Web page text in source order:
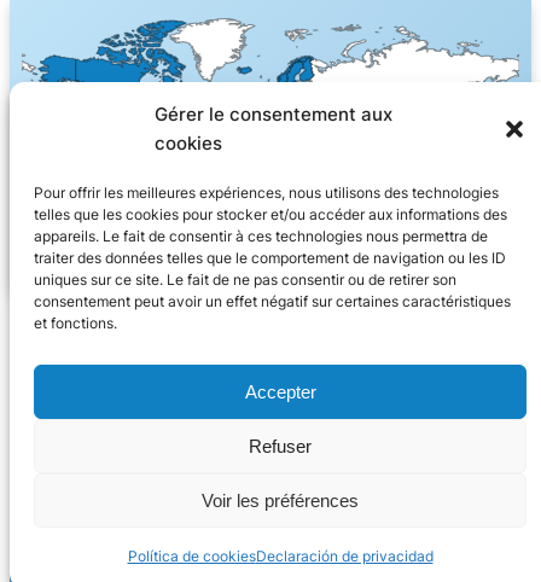
Gérer le consentement aux
cookies
Pour offrir les meilleures expériences, nous utilisons des technologies
telles que les cookies pour stocker et/ou accéder aux informations des
appareils. Le fait de consentir à ces technologies nous permettra de
traiter des données telles que le comportement de navigation ou les ID
uniques sur ce site. Le fait de ne pas consentir ou de retirer son
consentement peut avoir un effet négatif sur certaines caractéristiques
et fonctions.
Accepter
Refuser
Voir les préférences
Política de cookiesDeclaración de privacidad